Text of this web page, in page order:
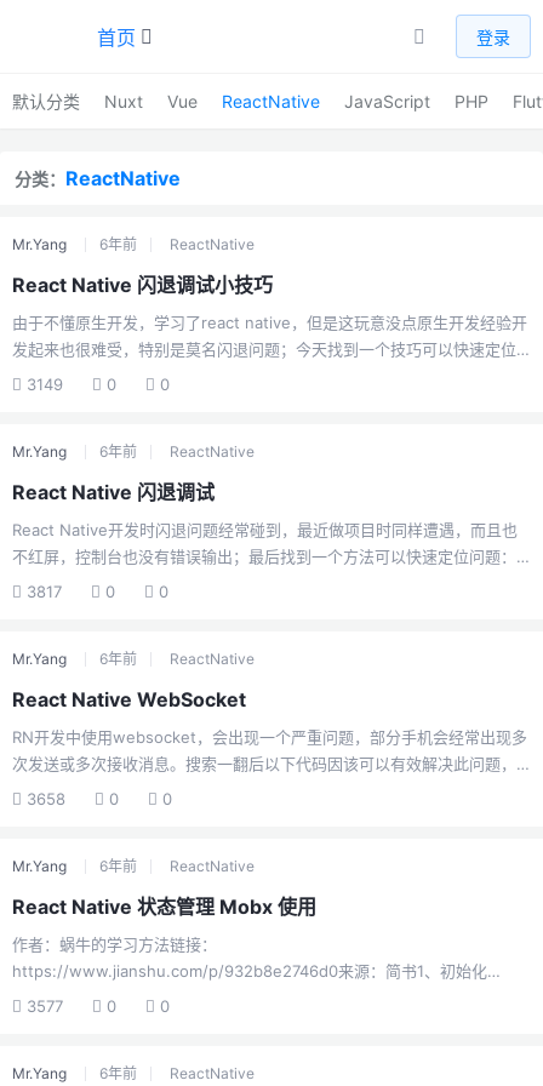
首页 登录
默认分类 Nuxt Vue ReactNative JavaScript PHP
分类： ReactNative
Mr.Yang 6年前 ReactNative
React Native 闪退调试小技巧
由于不懂原生开发，学习了react native，但是这玩意没点原生开发经验开
发起来也很难受，特别是莫名闪退问题；今天找到一个技巧可以快速定位
闪退问题：adb logcat AndroidRuntime:E *:S特此记录，以作备忘
3149 0 0
Mr.Yang 6年前 ReactNative
React Native 闪退调试
React Native开发时闪退问题经常碰到，最近做项目时同样遭遇，而且也
不红屏，控制台也没有错误输出；最后找到一个方法可以快速定位问题：
react-native run android执行命令完成后，在地址栏输入网址：
3817 0 0
Mr.Yang 6年前 ReactNative
React Native WebSocket
RN开发中使用websocket，会出现一个严重问题，部分手机会经常出现多
次发送或多次接收消息。搜索一翻后以下代码因该可以有效解决此问题，
在此记录以备后用。重点是websocket要使用单例模式，以防止多次实例
'ws://xxx.xxx.xxx.xxx'; let that = null; export default class
WebSocketClient { cons...
3658 0 0
Mr.Yang 6年前 ReactNative
React Native 状态管理 Mobx 使用
作者：蜗牛的学习方法链接：
https://www.jianshu.com/p/932b8e2746d0来源：简书1、初始化
react-native项目react-native init test2、下载mobx 插件npm i mobx
插件//bable 7.0 yarn add @babel/plugin-proposal-decorato...
3577 0 0
Mr.Yang 6年前 ReactNative